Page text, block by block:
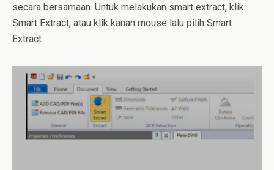
secara bersamaan. Untuk melakukan smart extract, klik
Smart Extract, atau klik kanan mouse lalu pilih Smart
Extract.